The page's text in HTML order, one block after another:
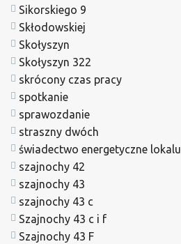
Sikorskiego 9
Skłodowskiej
Skołyszyn
Skołyszyn 322
skrócony czas pracy
spotkanie
sprawozdanie
straszny dwóch
świadectwo energetyczne lokalu
szajnochy 42
szajnochy 43
szajnochy 43 c
Szajnochy 43 c i f
Szajnochy 43 F